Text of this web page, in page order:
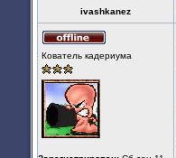
ivashkanez
в
Кователь кадериума